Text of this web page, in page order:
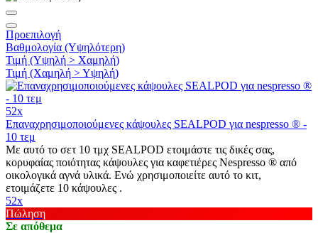
Προεπιλογή
Βαθμολογία (Υψηλότερη)
Τιμή (Υψηλή > Χαμηλή)
Τιμή (Χαμηλή > Υψηλή)
52x
Επαναχρησιμοποιούμενες κάψουλες SEALPOD για nespresso ® -
10 τεμ
Με αυτό το σετ 10 τμχ SEALPOD ετοιμάστε τις δικές σας,
κορυφαίας ποιότητας κάψουλες για καφετιέρες Nespresso ® από
οικολογικά αγνά υλικά. Ενώ χρησιμοποιείτε αυτό το κιτ,
ετοιμάζετε 10 κάψουλες .
52x
Πώληση
Σε απόθεμα